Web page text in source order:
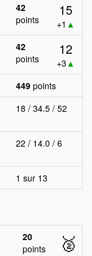
42
points
15
+1 ▲
42
points
12
+3 ▲
449 points
18 / 34.5 / 52
22 / 14.0 / 6
1 sur 13
20
points
🥈